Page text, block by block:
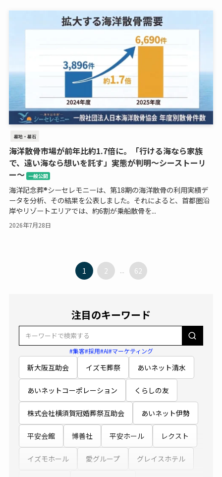
墓地・墓石
海洋散骨市場が前年比約1.7倍に。「行ける海なら家族
で、遠い海なら想いを託す」実態が判明～シーストーリ
ー～ 一般公開
海洋記念葬®シーセレモニーは、第18期の海洋散骨の利用実績デ
ータを分析、その結果を公表しました。それによると、首都圏沿
岸やリゾートエリアでは、約6割が乗船散骨を...
2026年7月28日
1 2 ... 62
注目のキーワード
#集客#採用#AI#マーケティング
新大阪互助会 イズモ葬祭 あいネット清水
あいネットコーポレーション くらしの友
株式会社横須賀冠婚葬祭互助会 あいネット伊勢
平安会館 博善社 平安ホール レクスト
イズモホール 愛グループ グレイスホテル